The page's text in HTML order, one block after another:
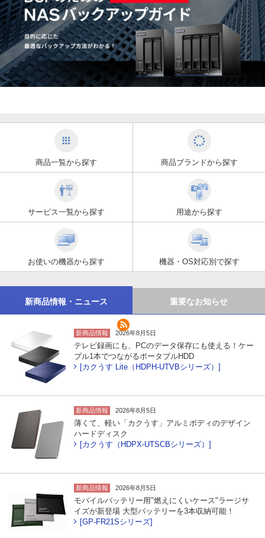
商品一覧から探す 商品ブランドから探す
サービス一覧から探す 用途から探す
お使いの機器から探す 機器・OS対応別で探す
新商品情報・ニュース
新商品情報 2026年8月5日
テレビ録画にも、PCのデータ保存にも使える！ケー
ブル1本でつながるポータブルHDD
[カクうす Lite（HDPH-UTVBシリーズ）]
新商品情報 2026年8月5日
薄くて、軽い「カクうす」アルミボディのデザイン
ハードディスク
[カクうす（HDPX-UTSCBシリーズ）]
新商品情報 2026年8月5日
モバイルバッテリー用"燃えにくいケース"ラージサ
イズが新登場 大型バッテリーを3本収納可能！
[GP-FR21Sシリーズ]
重要なお知らせ